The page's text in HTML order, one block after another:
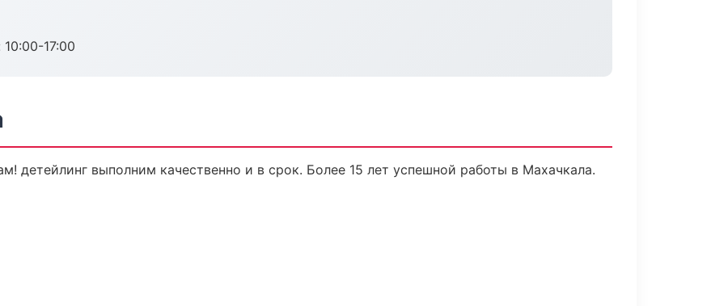
17:00
детейлинг выполним качественно и в срок. Более 15 лет успешной работы в Махачкала.